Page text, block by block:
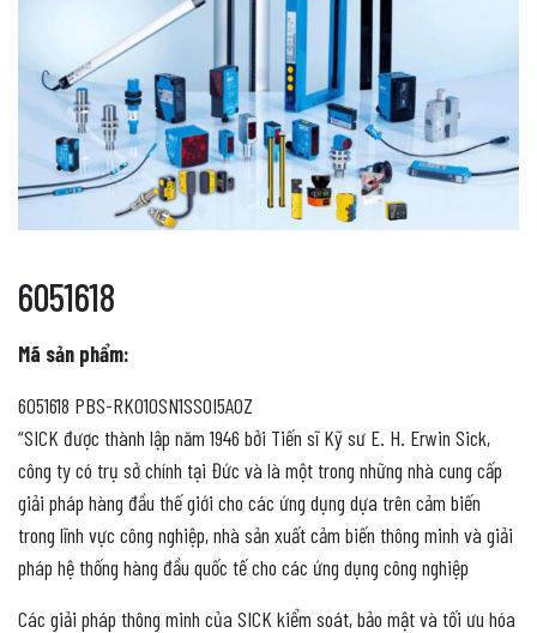
6051618
Mã sản phẩm:
6051618 PBS-RK010SN1SS0I5A0Z
“SICK được thành lập năm 1946 bởi Tiến sĩ Kỹ sư E. H. Erwin Sick,
công ty có trụ sở chính tại Đức và là một trong những nhà cung cấp
giải pháp hàng đầu thế giới cho các ứng dụng dựa trên cảm biến
trong lĩnh vực công nghiệp, nhà sản xuất cảm biến thông minh và giải
pháp hệ thống hàng đầu quốc tế cho các ứng dụng công nghiệp
Các giải pháp thông minh của SICK kiểm soát, bảo mật và tối ưu hóa